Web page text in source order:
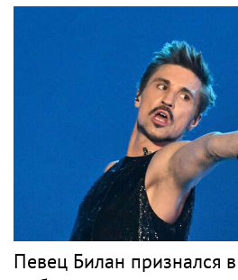
Певец Билан признался